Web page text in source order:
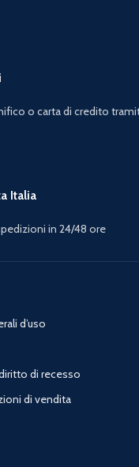
o carta di credito
Italia
in 24/48 ore
d’uso
di recesso
di vendita